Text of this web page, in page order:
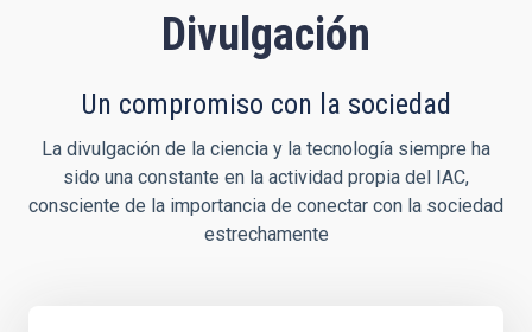
Divulgación
Un compromiso con la sociedad
La divulgación de la ciencia y la tecnología siempre ha
sido una constante en la actividad propia del IAC,
consciente de la importancia de conectar con la sociedad
estrechamente